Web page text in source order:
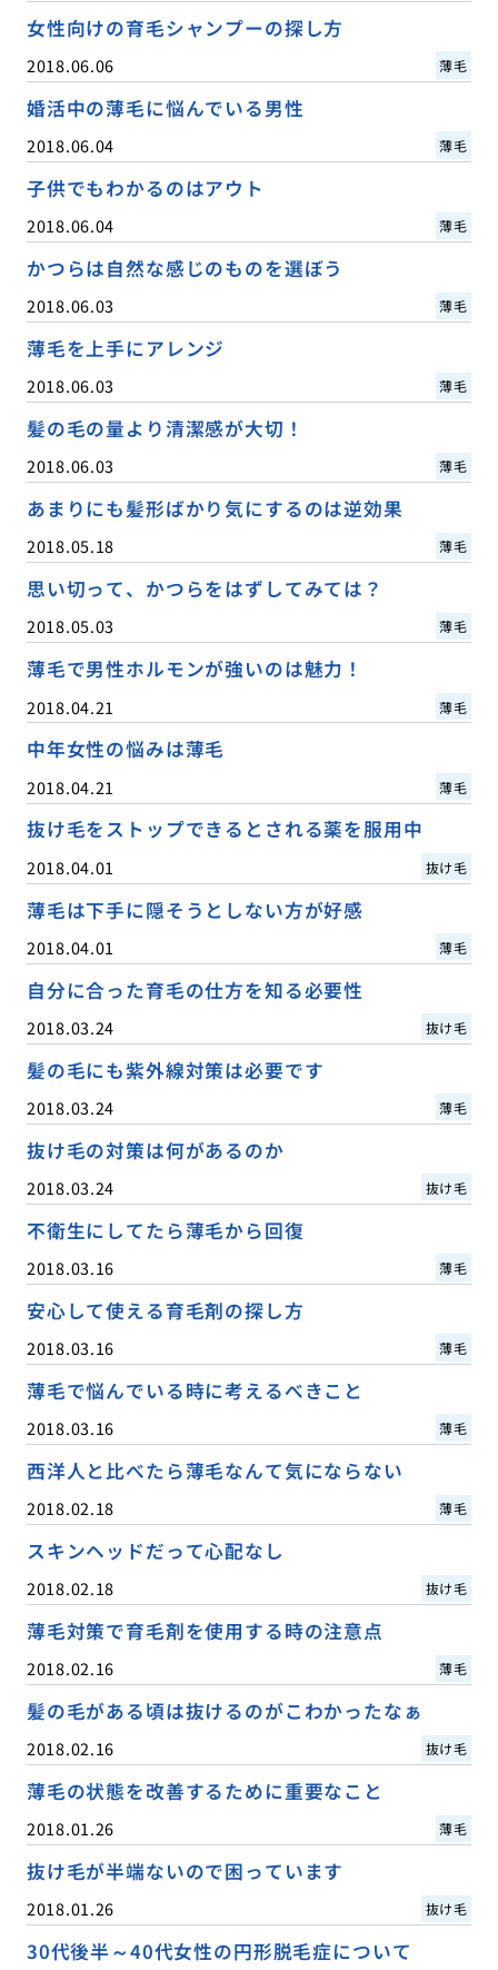
女性向けの育毛シャンプーの探し方
2018.06.06 薄毛
婚活中の薄毛に悩んでいる男性
2018.06.04 薄毛
子供でもわかるのはアウト
2018.06.04 薄毛
かつらは自然な感じのものを選ぼう
2018.06.03 薄毛
薄毛を上手にアレンジ
2018.06.03 薄毛
髪の毛の量より清潔感が大切！
2018.06.03 薄毛
あまりにも髪形ばかり気にするのは逆効果
2018.05.18 薄毛
思い切って、かつらをはずしてみては？
2018.05.03 薄毛
薄毛で男性ホルモンが強いのは魅力！
2018.04.21 薄毛
中年女性の悩みは薄毛
2018.04.21 薄毛
抜け毛をストップできるとされる薬を服用中
2018.04.01 抜け毛
薄毛は下手に隠そうとしない方が好感
2018.04.01 薄毛
自分に合った育毛の仕方を知る必要性
2018.03.24 抜け毛
髪の毛にも紫外線対策は必要です
2018.03.24 薄毛
抜け毛の対策は何があるのか
2018.03.24 抜け毛
不衛生にしてたら薄毛から回復
2018.03.16 薄毛
安心して使える育毛剤の探し方
2018.03.16 薄毛
薄毛で悩んでいる時に考えるべきこと
2018.03.16 薄毛
西洋人と比べたら薄毛なんて気にならない
2018.02.18 薄毛
スキンヘッドだって心配なし
2018.02.18 抜け毛
薄毛対策で育毛剤を使用する時の注意点
2018.02.16 薄毛
髪の毛がある頃は抜けるのがこわかったなぁ
2018.02.16 抜け毛
薄毛の状態を改善するために重要なこと
2018.01.26 薄毛
抜け毛が半端ないので困っています
2018.01.26 抜け毛
30代後半～40代女性の円形脱毛症について